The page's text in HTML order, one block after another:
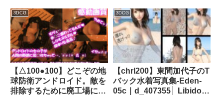
d_469233│ Libido-Labo
3DCG
【△100●100】どこぞの地
球防衛アンドロイド。敵を
排除するために廃工場に潜
3DCG
【chrl200】東間加代子のT
バック水着写真集-Eden-
05c｜d_407355│ Libido-